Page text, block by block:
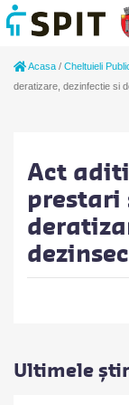
Acasa / Cheltuieli
deratizare, dezinfectie si
Act
prestari
Ultimele